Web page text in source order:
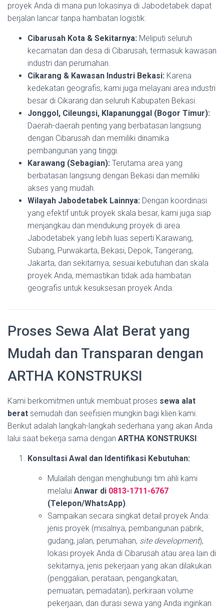
proyek Anda di mana pun lokasinya di Jabodetabek dapat
berjalan lancar tanpa hambatan logistik:
Cibarusah Kota & Sekitarnya: Meliputi seluruh
kecamatan dan desa di Cibarusah, termasuk kawasan
industri dan perumahan.
Cikarang & Kawasan Industri Bekasi: Karena
kedekatan geografis, kami juga melayani area industri
besar di Cikarang dan seluruh Kabupaten Bekasi.
Jonggol, Cileungsi, Klapanunggal (Bogor Timur):
Daerah-daerah penting yang berbatasan langsung
dengan Cibarusah dan memiliki dinamika
pembangunan yang tinggi.
Karawang (Sebagian): Terutama area yang
berbatasan langsung dengan Bekasi dan memiliki
akses yang mudah.
Wilayah Jabodetabek Lainnya: Dengan koordinasi
yang efektif untuk proyek skala besar, kami juga siap
menjangkau dan mendukung proyek di area
Jabodetabek yang lebih luas seperti Karawang,
Subang, Purwakarta, Bekasi, Depok, Tangerang,
Jakarta, dan sekitarnya, sesuai kebutuhan dan skala
proyek Anda, memastikan tidak ada hambatan
geografis untuk kesuksesan proyek Anda.
Proses Sewa Alat Berat yang
Mudah dan Transparan dengan
ARTHA KONSTRUKSI
Kami berkomitmen untuk membuat proses sewa alat
berat semudah dan seefisien mungkin bagi klien kami.
Berikut adalah langkah-langkah sederhana yang akan Anda
lalui saat bekerja sama dengan ARTHA KONSTRUKSI:
Konsultasi Awal dan Identifikasi Kebutuhan:
Mulailah dengan menghubungi tim ahli kami
melalui Anwar di 0813-1711-6767
(Telepon/WhatsApp)
Sampaikan secara singkat detail proyek Anda:
jenis proyek (misalnya, pembangunan pabrik,
gudang, jalan, perumahan, site development),
lokasi proyek Anda di Cibarusah atau area lain di
sekitarnya, jenis pekerjaan yang akan dilakukan
(penggalian, perataan, pengangkatan,
pemuatan, pemadatan), perkiraan volume
pekerjaan, dan durasi sewa yang Anda inginkan